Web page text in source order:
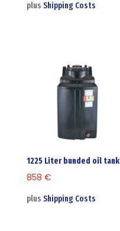
plus Shipping Costs
1225 Liter bunded oil tank
858 €
plus Shipping Costs